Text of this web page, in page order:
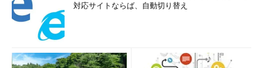
対応サイトならば、自動切り替え